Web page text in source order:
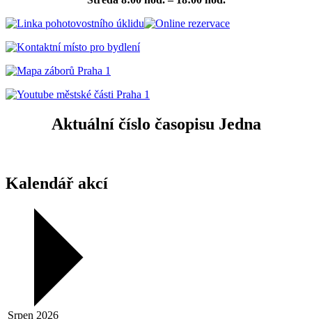
Aktuální číslo časopisu Jedna
Kalendář akcí
Srpen 2026